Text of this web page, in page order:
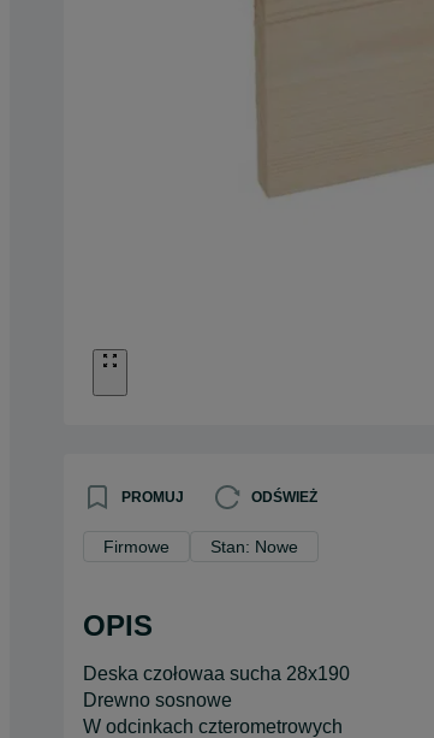
PROMUJ ODŚWIEŻ
Firmowe Stan: Nowe
OPIS
Deska czołowaa sucha 28x190
Drewno sosnowe
W odcinkach czterometrowych